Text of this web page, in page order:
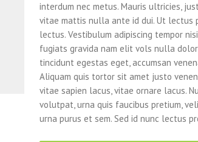
interdum nec metus. Mauris ultricies,
vitae mattis nulla ante id dui. Ut lectus
lectus. Vestibulum adipiscing tempor
fugiats gravida nam elit vols nulla
tincidunt egestas eget, accumsan
Aliquam quis tortor sit amet justo
vitae sapien lacus, vitae ornare lacus.
volutpat, urna quis faucibus pretium,
urna purus et sem. Sed id nunc lectus